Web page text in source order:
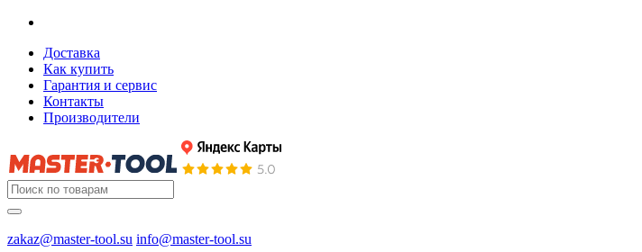
Доставка
Как купить
Гарантия и сервис
Контакты
Производители
zakaz@master-tool.su info@master-tool.su